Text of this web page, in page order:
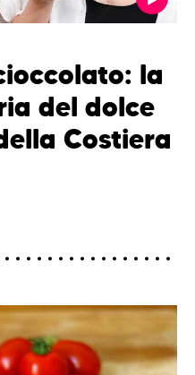
la
del dolce
Costiera